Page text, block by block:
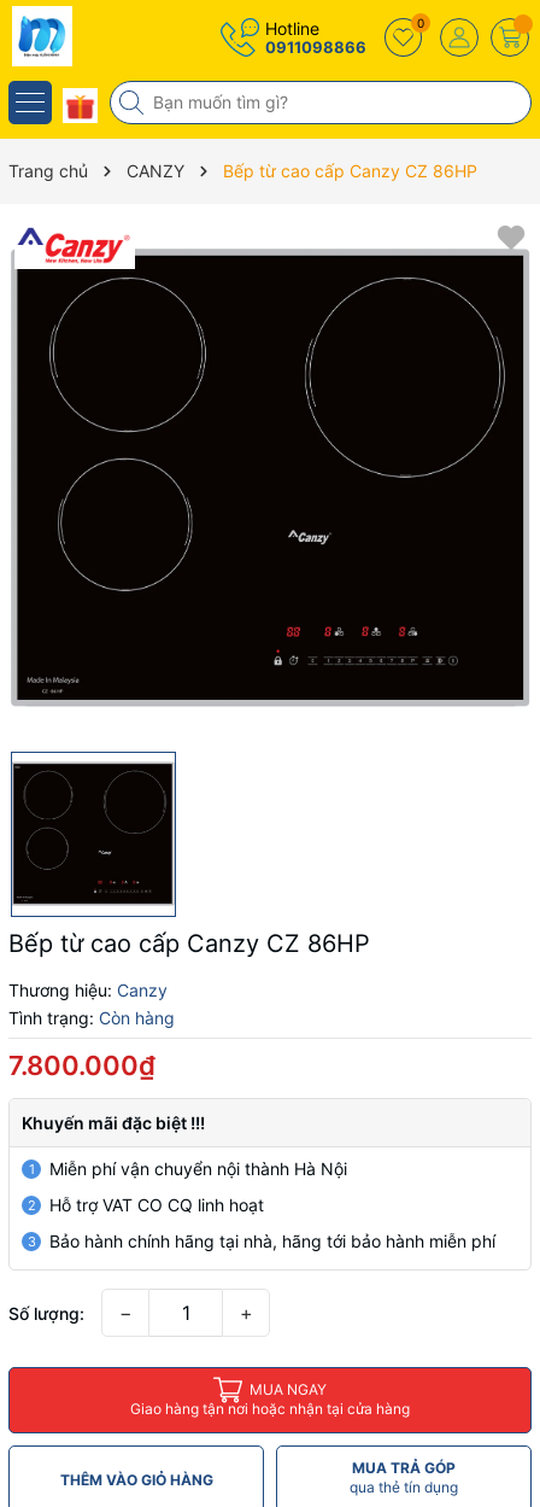
Hotline
0911098866
0
Trang chủ CANZY Bếp từ cao cấp Canzy CZ 86HP
Bếp từ cao cấp Canzy CZ 86HP
Thương hiệu: Canzy
Tình trạng: Còn hàng
7.800.000₫
Khuyến mãi đặc biệt !!!
1 Miễn phí vận chuyển nội thành Hà Nội
2 Hỗ trợ VAT CO CQ linh hoạt
3 Bảo hành chính hãng tại nhà, hãng tới bảo hành miễn phí
Số lượng: − +
MUA NGAY
Giao hàng tận nơi hoặc nhận tại cửa hàng
THÊM VÀO GIỎ HÀNG
MUA TRẢ GÓP
qua thẻ tín dụng